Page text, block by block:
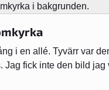
i en allé. Tyvärr var
Jag fick inte den bild